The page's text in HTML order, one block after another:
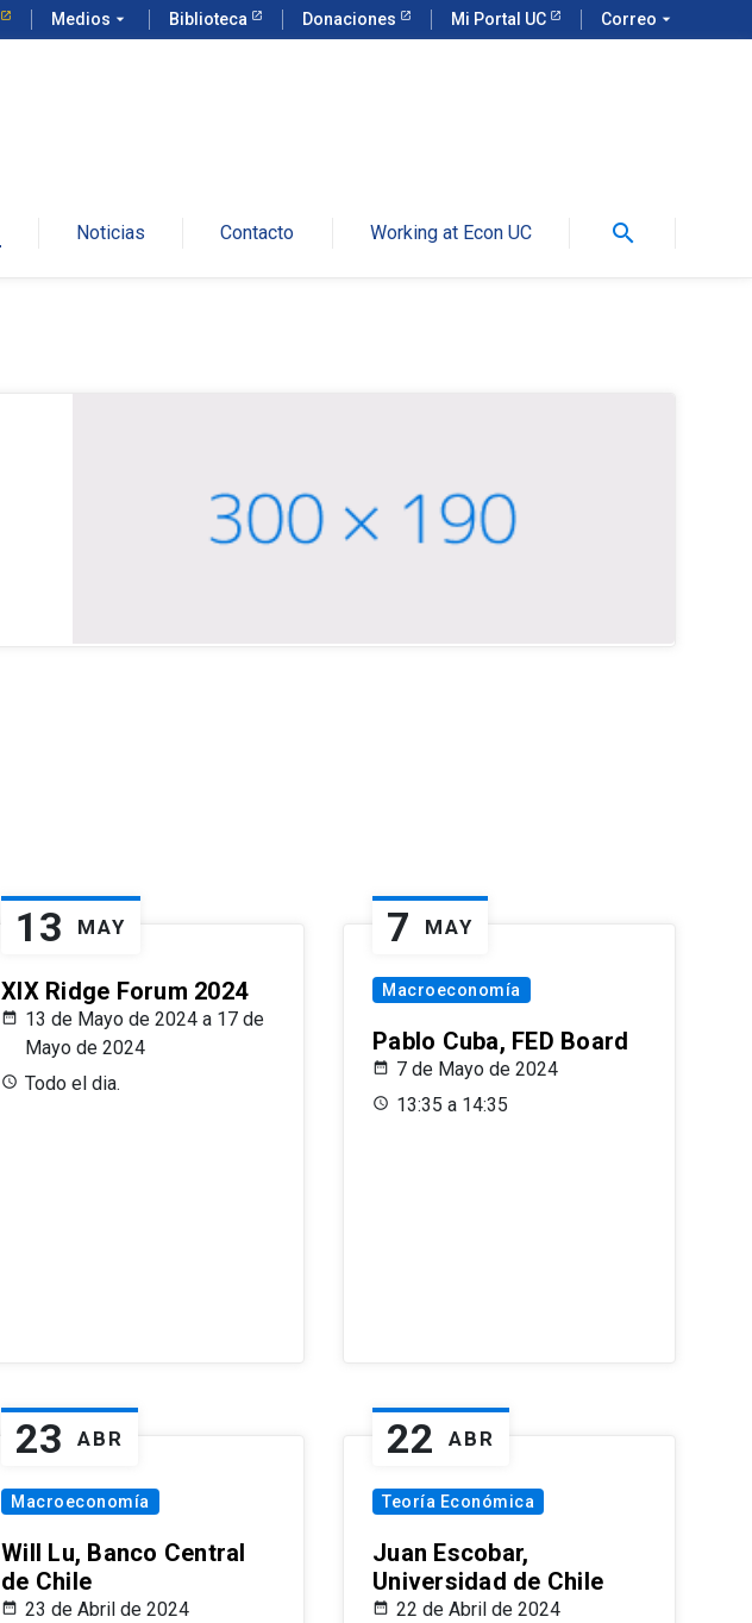
Medios arrow_drop_down Biblioteca Donaciones Mi Portal UC Correo arrow_drop_down
Noticias Contacto Working at Econ UC search
13 MAY
XIX Ridge Forum 2024
13 de Mayo de 2024 a 17 de
Mayo de 2024
Todo el dia.
7 MAY
Macroeconomía
Pablo Cuba, FED Board
7 de Mayo de 2024
13:35 a 14:35
23 ABR
Macroeconomía
Will Lu, Banco Central
de Chile
23 de Abril de 2024
22 ABR
Teoría Económica
Juan Escobar,
Universidad de Chile
22 de Abril de 2024